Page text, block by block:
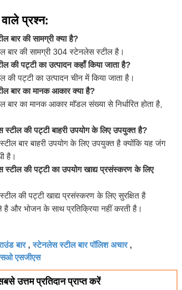
प्रश्न:
बार की सामग्री क्या है?
बार की सामग्री 304 स्टेनलेस स्टील है।
की पट्टी का उत्पादन कहाँ किया जाता है?
की पट्टी का उत्पादन चीन में किया जाता है।
बार का मानक आकार क्या है?
बार का मानक आकार मॉडल संख्या से निर्धारित होता है,
की पट्टी बाहरी उपयोग के लिए उपयुक्त है?
बार बाहरी उपयोग के लिए उपयुक्त है क्योंकि यह जंग
है।
की पट्टी का उपयोग खाद्य प्रसंस्करण के लिए
की पट्टी खाद्य प्रसंस्करण के लिए सुरक्षित है
है और भोजन के साथ प्रतिक्रिया नहीं करती है।
बार,स्टेनलेस स्टील बार पॉलिश अचार,
एसजीएस
उत्तम प्रतिदान प्राप्त करें